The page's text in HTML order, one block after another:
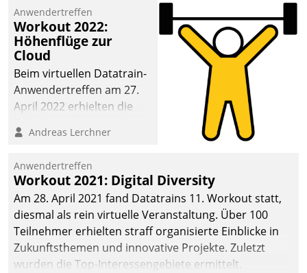
Mammutprojekte
meistern und Workloads
wuppen – bei zunehmend
anspruchsvollen
Aufgaben und
abnehmendem
Anwendertreffen
Workout 2022:
Höhenflüge zur
Cloud
Beim virtuellen Datatrain-
Anwendertreffen am 27.
April 2022 erhielten die
Teilnehmer kurzweilige
Cloud-Strategien und -
Lösungen mit hohem
Zukunftspotenzial.
Andreas Lerchner
Anwendertreffen
Workout 2021: Digital Diversity
Am 28. April 2021 fand Datatrains 11. Workout statt,
diesmal als rein virtuelle Veranstaltung. Über 100
Teilnehmer erhielten straff organisierte Einblicke in
Zukunftsthemen und innovative Projekte. Zuletzt
wurden die Top-Interessengebiete ermittelt.